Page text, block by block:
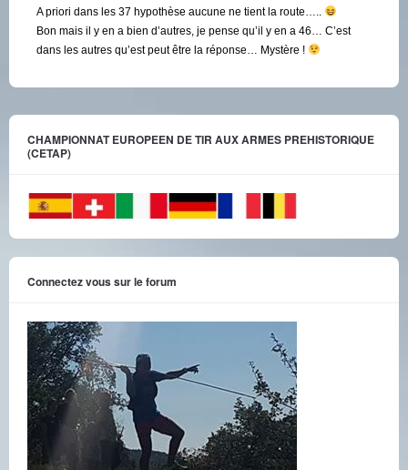
A priori dans les 37 hypothèse aucune ne tient la route…..
Bon mais il y en a bien d’autres, je pense qu’il y en a 46… C’est
dans les autres qu’est peut être la réponse… Mystère !
CHAMPIONNAT EUROPEEN DE TIR AUX ARMES PREHISTORIQUE
(CETAP)
Connectez vous sur le forum